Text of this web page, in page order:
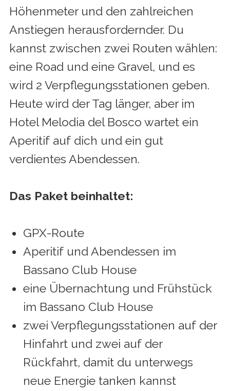
Höhenmeter und den zahlreichen
Anstiegen herausfordernder. Du
kannst zwischen zwei Routen wählen:
eine Road und eine Gravel, und es
wird 2 Verpflegungsstationen geben.
Heute wird der Tag länger, aber im
Hotel Melodia del Bosco wartet ein
Aperitif auf dich und ein gut
verdientes Abendessen.
Das Paket beinhaltet:
GPX-Route
Aperitif und Abendessen im
Bassano Club House
eine Übernachtung und Frühstück
im Bassano Club House
zwei Verpflegungsstationen auf der
Hinfahrt und zwei auf der
Rückfahrt, damit du unterwegs
neue Energie tanken kannst